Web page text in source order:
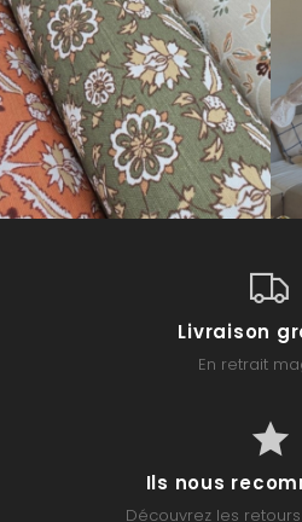
Livraison
En retrait
Ils nous
Découvrez les